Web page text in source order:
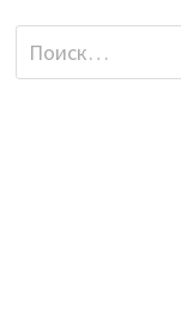
Найти: